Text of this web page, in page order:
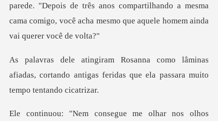
parede. "Depois de três anos compartilhando a mesma
inas
afiadas, cortando antigas feridas que